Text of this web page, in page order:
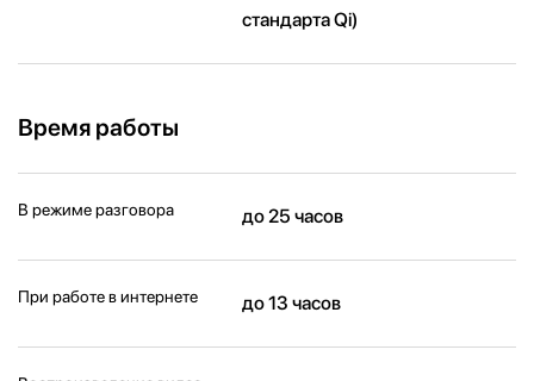
стандарта Qi)
Время работы
В режиме разговора до 25 часов
При работе в интернете до 13 часов